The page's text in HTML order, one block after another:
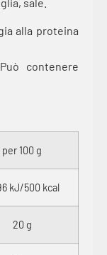
alla proteina
contenere
per 100 g
kJ/500 kcal
20 g